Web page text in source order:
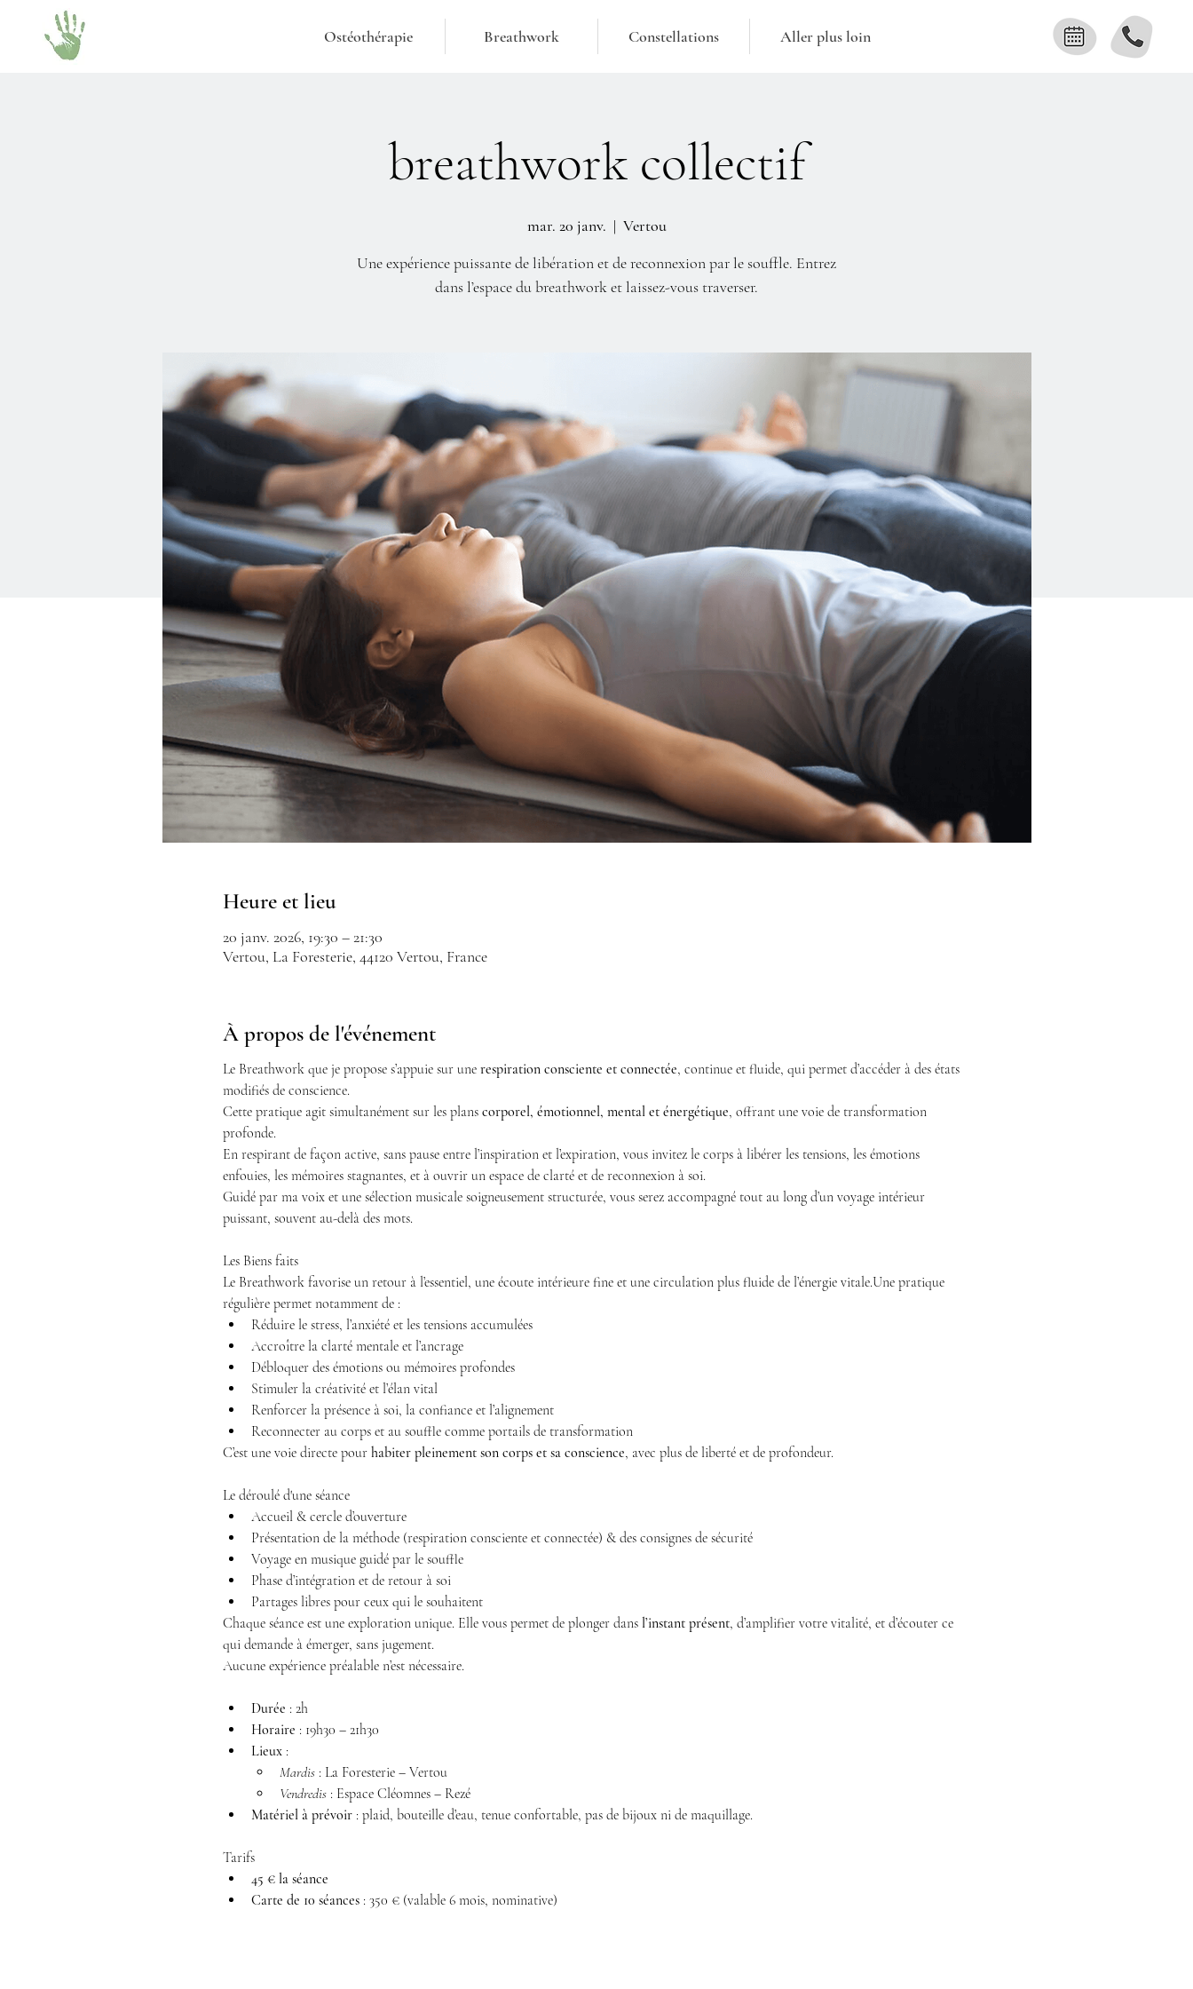
Ostéothérapie Breathwork Constellations Aller plus loin
breathwork collectif
mar. 20 janv.
  |
Vertou
Une expérience puissante de libération et de reconnexion par le souffle. Entrez
dans l’espace du breathwork et laissez-vous traverser.
Heure et lieu
20 janv. 2026, 19:30 – 21:30
Vertou, La Foresterie, 44120 Vertou, France
À propos de l'événement
Le Breathwork que je propose s’appuie sur une respiration consciente et connectée, continue et fluide, qui permet d’accéder à des états
modifiés de conscience.
Cette pratique agit simultanément sur les plans corporel, émotionnel, mental et énergétique, offrant une voie de transformation
profonde.
En respirant de façon active, sans pause entre l’inspiration et l’expiration, vous invitez le corps à libérer les tensions, les émotions
enfouies, les mémoires stagnantes, et à ouvrir un espace de clarté et de reconnexion à soi.
Guidé par ma voix et une sélection musicale soigneusement structurée, vous serez accompagné tout au long d’un voyage intérieur
puissant, souvent au-delà des mots.
Les Biens faits
Le Breathwork favorise un retour à l’essentiel, une écoute intérieure fine et une circulation plus fluide de l’énergie vitale.Une pratique
régulière permet notamment de :
Réduire le stress, l’anxiété et les tensions accumulées
Accroître la clarté mentale et l’ancrage
Débloquer des émotions ou mémoires profondes
Stimuler la créativité et l’élan vital
Renforcer la présence à soi, la confiance et l’alignement
Reconnecter au corps et au souffle comme portails de transformation
C’est une voie directe pour habiter pleinement son corps et sa conscience, avec plus de liberté et de profondeur.
Le déroulé d'une séance
Accueil & cercle d’ouverture
Présentation de la méthode (respiration consciente et connectée) & des consignes de sécurité
Voyage en musique guidé par le souffle
Phase d’intégration et de retour à soi
Partages libres pour ceux qui le souhaitent
Chaque séance est une exploration unique. Elle vous permet de plonger dans l’instant présent, d’amplifier votre vitalité, et d’écouter ce
qui demande à émerger, sans jugement.
Aucune expérience préalable n’est nécessaire.
Durée : 2h
Horaire : 19h30 – 21h30
Lieux :
Mardis : La Foresterie – Vertou
Vendredis : Espace Cléomnes – Rezé
Matériel à prévoir : plaid, bouteille d’eau, tenue confortable, pas de bijoux ni de maquillage.
Tarifs
45 € la séance
Carte de 10 séances : 350 € (valable 6 mois, nominative)